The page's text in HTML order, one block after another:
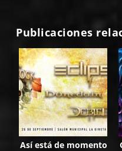
Publicaciones
Así está de momento